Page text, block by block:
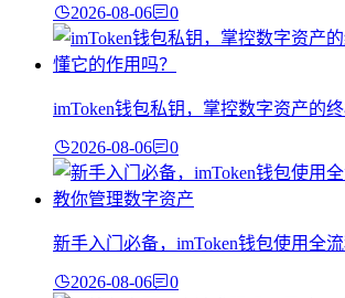
2026-08-06 0
imToken钱包私钥，掌控数字资产的
2026-08-06 0
新手入门必备，imToken钱包使用全
2026-08-06 0